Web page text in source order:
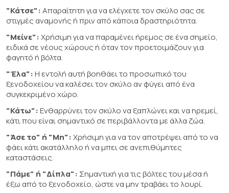
"Κάτσε":Απαραίτητη για να ελέγχετε τον σκύλο σας σε
στιγμές αναμονής ή πριν από κάποια δραστηριότητα.
"Μείνε":Χρήσιμη για να παραμένει ήρεμος σε ένα σημείο,
ειδικά σε νέους χώρους ή όταν τον προετοιμάζουν για
φαγητό ή βόλτα.
"Έλα":Η εντολή αυτή βοηθάει το προσωπικό του
ξενοδοχείου να καλέσει τον σκύλο αν φύγει από ένα
συγκεκριμένο χώρο.
"Κάτω":Ενθαρρύνει τον σκύλο να ξαπλώνει και να ηρεμεί,
κάτι που είναι σημαντικό σε περιβάλλοντα με άλλα ζώα.
"Άσε το" ή "Μη":Χρήσιμη για να τον αποτρέψει από το να
φάει κάτι ακατάλληλο ή να μπει σε ανεπιθύμητες
καταστάσεις.
"Πάμε" ή "Δίπλα": Σημαντική για τις βόλτες του μέσα ή
έξω από το ξενοδοχείο, ώστε να μην τραβάει το λουρί.